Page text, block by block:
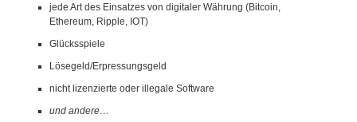
jede Art des Einsatzes von digitaler Währung (Bitcoin,
Ethereum, Ripple, IOT)
Glücksspiele
Lösegeld/Erpressungsgeld
nicht lizenzierte oder illegale Software
und andere…